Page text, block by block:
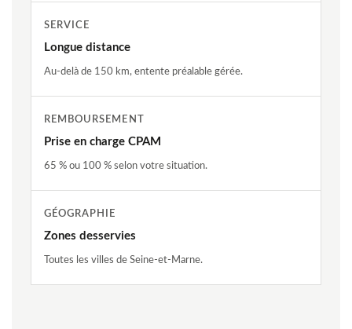
SERVICE
Longue distance
Au-delà de 150 km, entente préalable gérée.
REMBOURSEMENT
Prise en charge CPAM
65 % ou 100 % selon votre situation.
GÉOGRAPHIE
Zones desservies
Toutes les villes de Seine-et-Marne.